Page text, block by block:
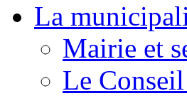
La
Mairie et
Le